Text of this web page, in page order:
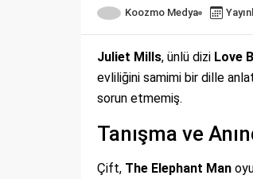
Koozmo Medya
Juliet Mills, ünlü dizi Love
evliliğini samimi bir dille
sorun etmemiş.
Tanışma ve
Çift, The Elephant Man